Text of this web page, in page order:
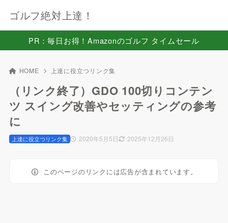
ゴルフ絶対上達！
PR：毎日お得！Amazonのゴルフ タイムセール
HOME 上達に役立つリンク集
（リンク終了）GDO 100切りコンテン
ツ スイング改善やセッティングの参考
に
2020年5月5日 2025年12月26日
上達に役立つリンク集
このページのリンクには広告が含まれています。